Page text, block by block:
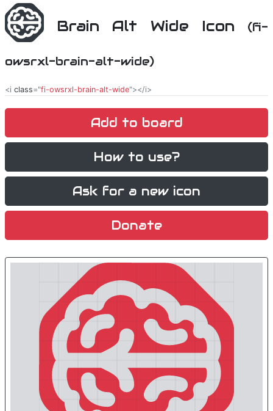
Brain Alt Wide Icon (fi-
owsrxl-brain-alt-wide)
<i class="fi-owsrxl-brain-alt-wide"></i>
Add to board
How to use?
Ask for a new icon
Donate